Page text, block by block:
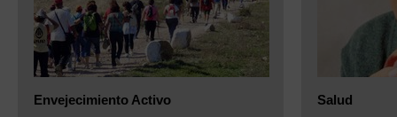
Envejecimiento Activo Salud